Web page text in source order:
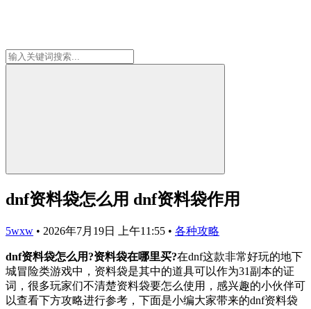
dnf资料袋怎么用 dnf资料袋作用
5wxw • 2026年7月19日 上午11:55 • 各种攻略
dnf资料袋怎么用?资料袋在哪里买?在dnf这款非常好玩的地下
城冒险类游戏中，资料袋是其中的道具可以作为31副本的证
词，很多玩家们不清楚资料袋要怎么使用，感兴趣的小伙伴可
以查看下方攻略进行参考，下面是小编大家带来的dnf资料袋